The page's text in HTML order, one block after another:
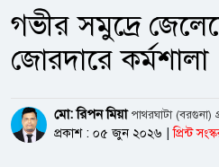
গভীর সমুদ্রে
জোরদারে কর্মশালা
মো: রিপন মিয়াপাথরঘাটা (বরগুনা)
প্রকাশ : ০৫ জুন ২০২৬
প্রিন্ট